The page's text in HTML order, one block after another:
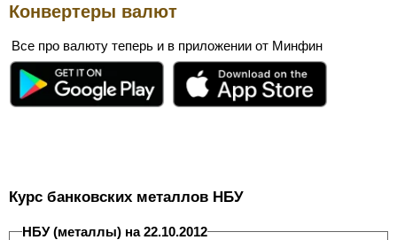
Конвертеры валют
Все про валюту теперь и в приложении от Минфин
Курс банковских металлов НБУ
НБУ (металлы) на 22.10.2012